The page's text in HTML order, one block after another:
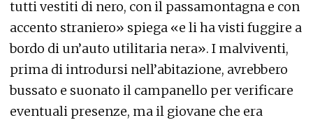
tutti vestiti di nero, con il passamontagna e con
accento straniero» spiega «e li ha visti fuggire a
bordo di un’auto utilitaria nera». I malviventi,
prima di introdursi nell’abitazione, avrebbero
bussato e suonato il campanello per verificare
eventuali presenze, ma il giovane che era